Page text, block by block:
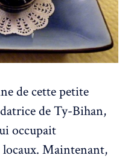
de cette petite
de Ty-Bihan,
occupait
locaux. Maintenant,